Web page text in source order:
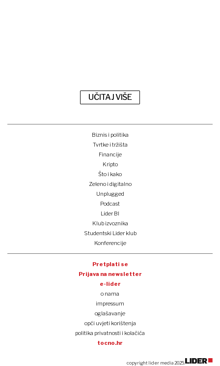
UČITAJ VIŠE
Biznis i politika
Tvrtke i tržišta
Financije
Kripto
Što i kako
Zeleno i digitalno
Unplugged
Podcast
Lider BI
Klub izvoznika
Studentski Lider klub
Konferencije
Pretplati se
Prijava na newsletter
e-lider
o nama
impressum
oglašavanje
opći uvjeti korištenja
politika privatnosti i kolačića
tocno.hr
copyright lider media 2025.